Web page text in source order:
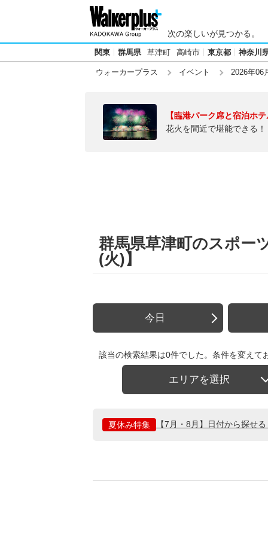
次の楽しいが見つかる。
関東 群馬県 草津町 高崎市 東京都 神奈川
ウォーカープラス イベント 2026年06
【臨港パーク席と宿泊ホ
花火を間近で堪能できる
群馬県草津町のスポー
(火)】
今日
該当の検索結果は0件でした。条件を変えて
エリアを選択
夏休み特集 【7月・8月】日付から探せ